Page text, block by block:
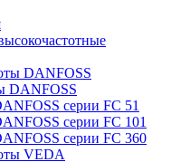
DANFOSS
серии FC 51
серии FC 101
серии FC 360